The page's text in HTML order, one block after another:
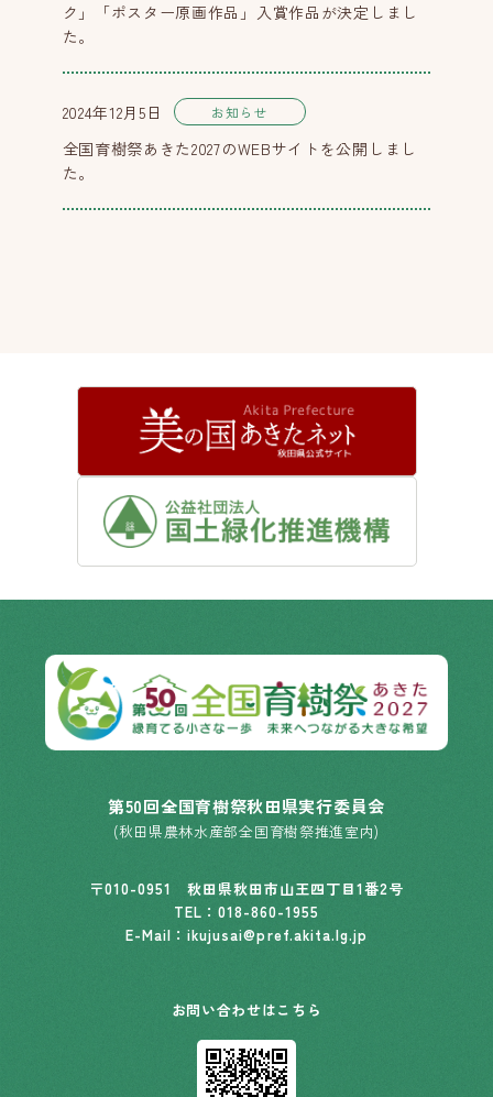
ク」「ポスター原画作品」入賞作品が決定しまし
た。
2024年12月5日 お知らせ
全国育樹祭あきた2027のWEBサイトを公開しまし
た。
第50回全国育樹祭秋田県実行委員会
(秋田県農林水産部全国育樹祭推進室内)
〒010-0951 秋田県秋田市山王四丁目1番2号
TEL： 018-860-1955
E-Mail：ikujusai@pref.akita.lg.jp
お問い合わせはこちら